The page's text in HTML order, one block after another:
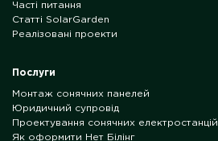
Часті питання
Статті SolarGarden
Реалізовані проекти
Послуги
Монтаж сонячних панелей
Юридичний супровід
Проектування сонячних електростанцій
Як оформити Нет Білінг